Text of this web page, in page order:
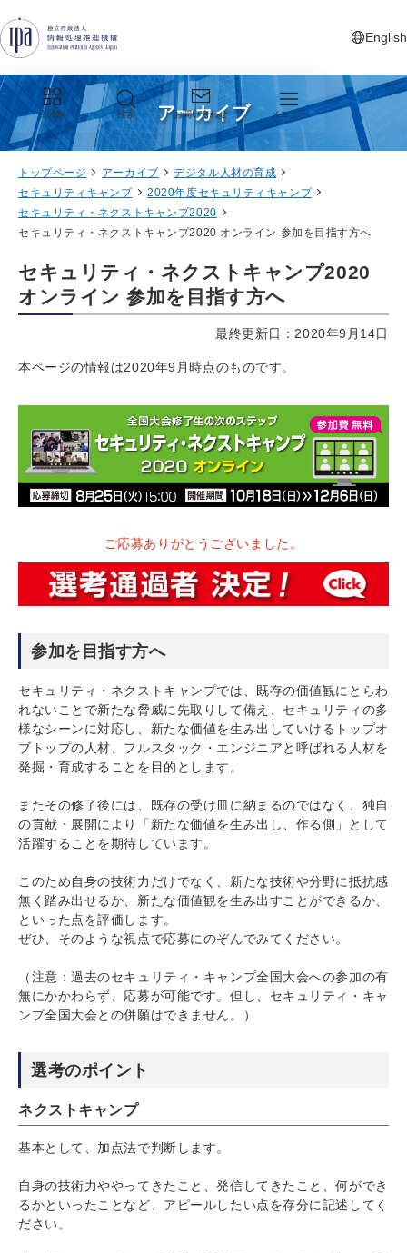
English
新しいタ
目的別 検索 お問い合わせ メニュー
アーカイブ
トップページ アーカイブ
デジタル人材の育成
セキュリティキャンプ
2020年度セキュリティキャンプ
セキュリティ・ネクストキャンプ2020
セキュリティ・ネクストキャンプ2020 オンライン 参加を目指す方へ
セキュリティ・ネクストキャンプ2020
オンライン 参加を目指す方へ
最終更新日：2020年9月14日
本ページの情報は2020年9月時点のものです。
ご応募ありがとうございました。
参加を目指す方へ
セキュリティ・ネクストキャンプでは、既存の価値観にとらわ
れないことで新たな脅威に先取りして備え、セキュリティの多
様なシーンに対応し、新たな価値を生み出していけるトップオ
ブトップの人材、フルスタック・エンジニアと呼ばれる人材を
発掘・育成することを目的とします。
またその修了後には、既存の受け皿に納まるのではなく、独自
の貢献・展開により「新たな価値を生み出し、作る側」として
活躍することを期待しています。
このため自身の技術力だけでなく、新たな技術や分野に抵抗感
無く踏み出せるか、新たな価値観を生み出すことができるか、
といった点を評価します。
ぜひ、そのような視点で応募にのぞんでみてください。
（注意：過去のセキュリティ・キャンプ全国大会への参加の有
無にかかわらず、応募が可能です。但し、セキュリティ・キャ
ンプ全国大会との併願はできません。）
選考のポイント
ネクストキャンプ
基本として、加点法で判断します。
自身の技術力ややってきたこと、発信してきたこと、何ができ
るかといったことなど、アピールしたい点を存分に記述してく
ださい。